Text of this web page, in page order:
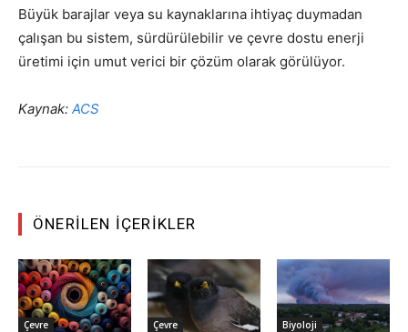
Büyük barajlar veya su kaynaklarına ihtiyaç duymadan
çalışan bu sistem, sürdürülebilir ve çevre dostu enerji
üretimi için umut verici bir çözüm olarak görülüyor.
Kaynak: ACS
ÖNERILEN İÇERIKLER
Çevre Çevre Biyoloji